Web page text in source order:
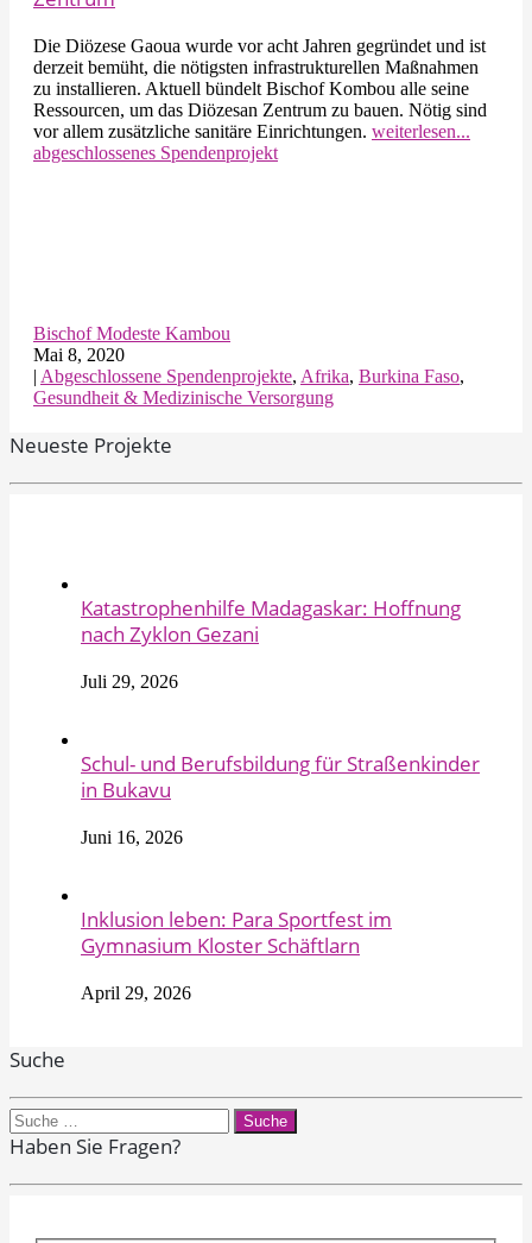
Die Diözese Gaoua wurde vor acht Jahren gegründet und ist
derzeit bemüht, die nötigsten infrastrukturellen Maßnahmen
zu installieren. Aktuell bündelt Bischof Kombou alle seine
Ressourcen, um das Diözesan Zentrum zu bauen. Nötig sind
vor allem zusätzliche sanitäre Einrichtungen. weiterlesen...
abgeschlossenes Spendenprojekt
Bischof Modeste Kambou
Mai 8, 2020
| Abgeschlossene Spendenprojekte, Afrika, Burkina Faso,
Gesundheit & Medizinische Versorgung
Neueste Projekte
Katastrophenhilfe Madagaskar: Hoffnung
nach Zyklon Gezani
Juli 29, 2026
Schul- und Berufsbildung für Straßenkinder
in Bukavu
Juni 16, 2026
Inklusion leben: Para Sportfest im
Gymnasium Kloster Schäftlarn
April 29, 2026
Suche
Search
for:
Haben Sie Fragen?